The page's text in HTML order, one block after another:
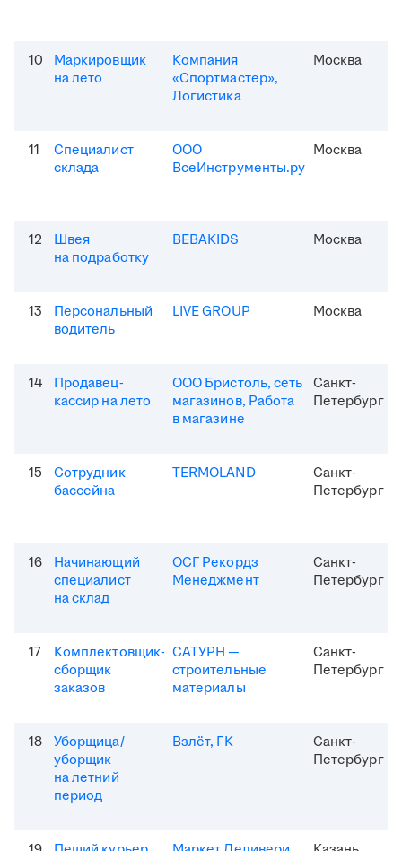
10
Маркировщик
на лето
Компания
«Спортмастер»,
Логистика
Москва
11
Специалист
склада
ООО
ВсеИнструменты.ру
Москва
12
Швея
на подработку
BEBAKIDS Москва
13
Персональный
водитель
LIVE GROUP Москва
14
Продавец-
кассир на лето
ООО Бристоль, сеть
магазинов, Работа
в магазине
Санкт-
Петербург
15
Сотрудник
бассейна
TERMOLAND
Санкт-
Петербург
16
Начинающий
специалист
на склад
ОСГ Рекордз
Менеджмент
Санкт-
Петербург
17
Комплектовщик-
сборщик
заказов
САТУРН —
строительные
материалы
Санкт-
Петербург
18
Уборщица/
уборщик
на летний
период
Взлёт, ГК
Санкт-
Петербург